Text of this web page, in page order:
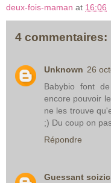
deux-fois-maman at 16:06
4 commentaires:
Unknown 26
Babybio font
encore pouvoir
ne les trouve
;) Du coup on
Répondre
Guessant soizic